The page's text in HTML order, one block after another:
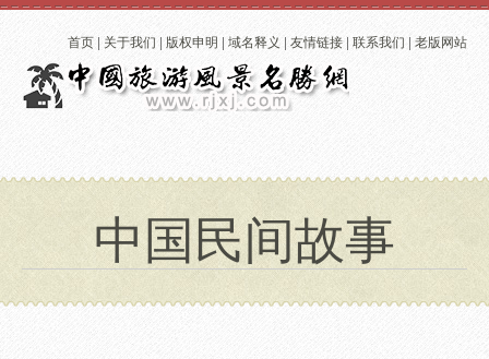
首页 | 关于我们 | 版权申明 | 域名释义 | 友情链接 | 联系我们 | 老版网站
中国民间故事